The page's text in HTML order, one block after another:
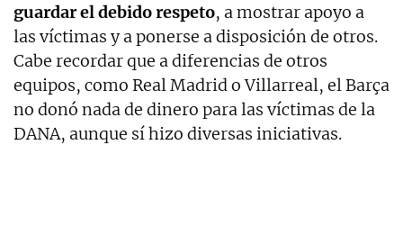
guardar el debido respeto, a mostrar apoyo a
las víctimas y a ponerse a disposición de otros.
Cabe recordar que a diferencias de otros
equipos, como Real Madrid o Villarreal, el Barça
no donó nada de dinero para las víctimas de la
DANA, aunque sí hizo diversas iniciativas.